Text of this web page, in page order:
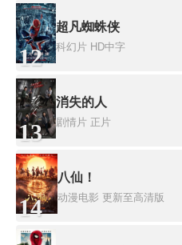
12
超凡蜘蛛侠
科幻片 HD中字
13
消失的人
剧情片 正片
14
八仙！
动漫电影 更新至高清版